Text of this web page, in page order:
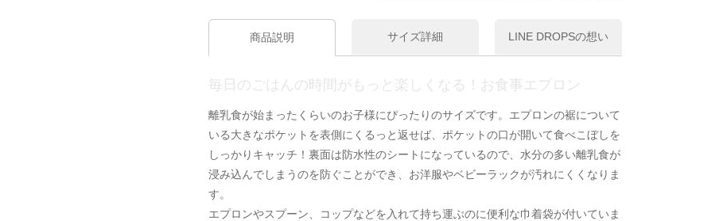
商品説明 サイズ詳細 LINE DROPSの想い
毎日のごはんの時間がもっと楽しくなる！お食事エプロン
離乳食が始まったくらいのお子様にぴったりのサイズです。エプロンの裾について
いる大きなポケットを表側にくるっと返せば、ポケットの口が開いて食べこぼしを
しっかりキャッチ！裏面は防水性のシートになっているので、水分の多い離乳食が
浸み込んでしまうのを防ぐことができ、お洋服やベビーラックが汚れにくくなりま
す。
エプロンやスプーン、コップなどを入れて持ち運ぶのに便利な巾着袋が付いていま